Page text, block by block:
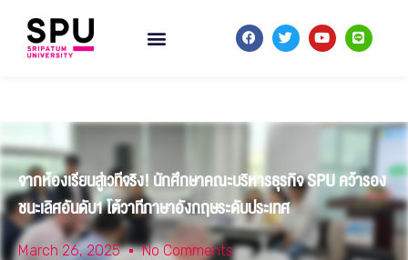
จากห้องเรียนสู่เวทีจริง! นักศึกษาคณะบริหารธุรกิจ SPU คว้ารอง
ชนะเลิศอันดับ1 โต้วาทีภาษาอังกฤษระดับประเทศ
March 26, 2025 No Comments